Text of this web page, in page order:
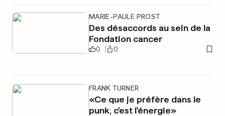
MARIE-PAULE PROST
Des désaccords au sein de la
Fondation cancer
0 0
FRANK TURNER
«Ce que je préfère dans le
punk, c'est l'énergie»